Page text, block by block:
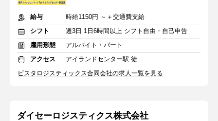
給与
時給1150円 ～＋交通費支給
シフト
週3日 1日6時間以上 シフト自由・自己申告
雇用形態
アルバイト・パート
アクセス
アイランドセンター駅 徒歩2分
ビスタロジスティックス合同会社の求人一覧を見る
ダイセーロジスティクス株式会社